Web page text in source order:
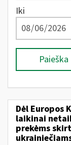
Iki
Paieška
Dėl Europos
laikinai
prekėms